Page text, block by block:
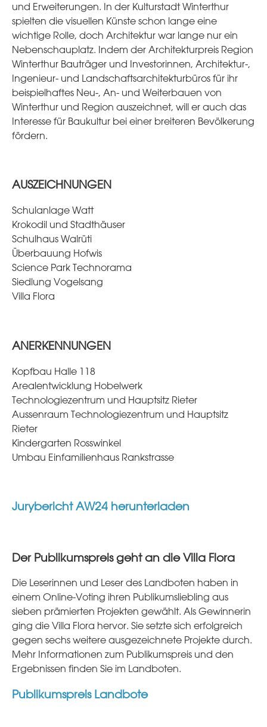
und Erweiterungen. In der Kulturstadt Winterthur
spielten die visuellen Künste schon lange eine
wichtige Rolle, doch Architektur war lange nur ein
Nebenschauplatz. Indem der Architekturpreis Region
Winterthur Bauträger und Investorinnen, Architektur-,
Ingenieur- und Landschaftsarchitekturbüros für ihr
beispielhaftes Neu-, An- und Weiterbauen von
Winterthur und Region auszeichnet, will er auch das
Interesse für Baukultur bei einer breiteren Bevölkerung
fördern.
AUSZEICHNUNGEN
Schulanlage Watt
Krokodil und Stadthäuser
Schulhaus Walrüti
Überbauung Hofwis
Science Park Technorama
Siedlung Vogelsang
Villa Flora
ANERKENNUNGEN
Kopfbau Halle 118
Arealentwicklung Hobelwerk
Technologiezentrum und Hauptsitz Rieter
Aussenraum Technologiezentrum und Hauptsitz
Rieter
Kindergarten Rosswinkel
Umbau Einfamilienhaus Rankstrasse
Jurybericht AW24 herunterladen
Der Publikumspreis geht an die Villa Flora
Die Leserinnen und Leser des Landboten haben in
einem Online-Voting ihren Publikumsliebling aus
sieben prämierten Projekten gewählt. Als Gewinnerin
ging die Villa Flora hervor. Sie setzte sich erfolgreich
gegen sechs weitere ausgezeichnete Projekte durch.
Mehr Informationen zum Publikumspreis und den
Ergebnissen finden Sie im Landboten.
Publikumspreis Landbote